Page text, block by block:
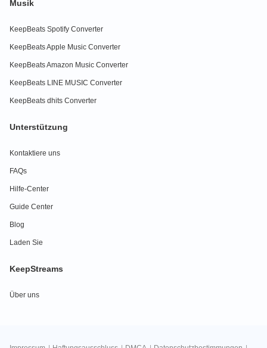
Musik
KeepBeats Spotify Converter
KeepBeats Apple Music Converter
KeepBeats Amazon Music Converter
KeepBeats LINE MUSIC Converter
KeepBeats dhits Converter
Unterstützung
Kontaktiere uns
FAQs
Hilfe-Center
Guide Center
Blog
Laden Sie
KeepStreams
Über uns